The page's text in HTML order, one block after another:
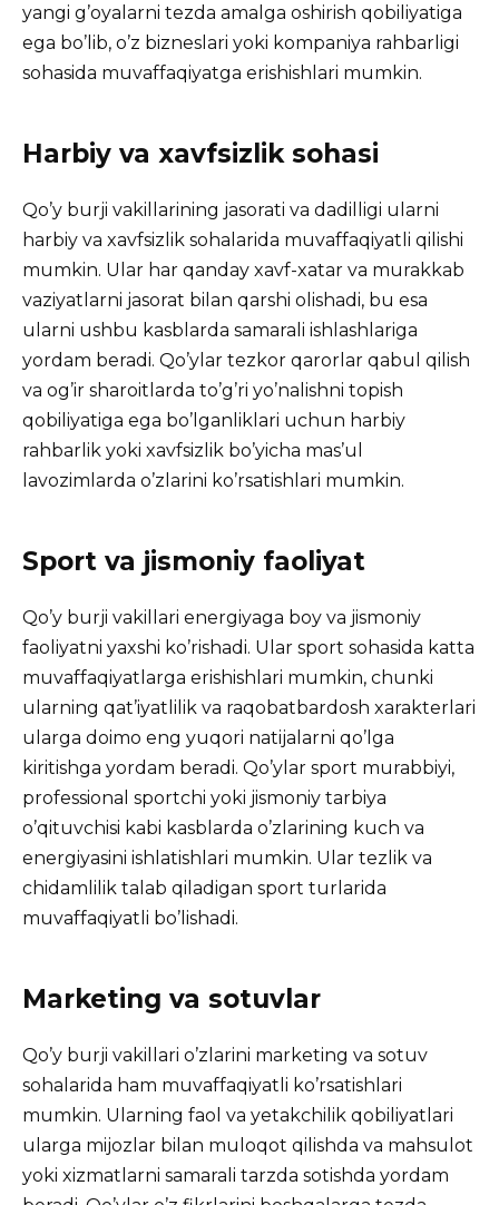
yangi g’oyalarni tezda amalga oshirish qobiliyatiga
ega bo’lib, o’z bizneslari yoki kompaniya rahbarligi
sohasida muvaffaqiyatga erishishlari mumkin.
Harbiy va xavfsizlik sohasi
Qo’y burji vakillarining jasorati va dadilligi ularni
harbiy va xavfsizlik sohalarida muvaffaqiyatli qilishi
mumkin. Ular har qanday xavf-xatar va murakkab
vaziyatlarni jasorat bilan qarshi olishadi, bu esa
ularni ushbu kasblarda samarali ishlashlariga
yordam beradi. Qo’ylar tezkor qarorlar qabul qilish
va og’ir sharoitlarda to’g’ri yo’nalishni topish
qobiliyatiga ega bo’lganliklari uchun harbiy
rahbarlik yoki xavfsizlik bo’yicha mas’ul
lavozimlarda o’zlarini ko’rsatishlari mumkin.
Sport va jismoniy faoliyat
Qo’y burji vakillari energiyaga boy va jismoniy
faoliyatni yaxshi ko’rishadi. Ular sport sohasida katta
muvaffaqiyatlarga erishishlari mumkin, chunki
ularning qat’iyatlilik va raqobatbardosh xarakterlari
ularga doimo eng yuqori natijalarni qo’lga
kiritishga yordam beradi. Qo’ylar sport murabbiyi,
professional sportchi yoki jismoniy tarbiya
o’qituvchisi kabi kasblarda o’zlarining kuch va
energiyasini ishlatishlari mumkin. Ular tezlik va
chidamlilik talab qiladigan sport turlarida
muvaffaqiyatli bo’lishadi.
Marketing va sotuvlar
Qo’y burji vakillari o’zlarini marketing va sotuv
sohalarida ham muvaffaqiyatli ko’rsatishlari
mumkin. Ularning faol va yetakchilik qobiliyatlari
ularga mijozlar bilan muloqot qilishda va mahsulot
yoki xizmatlarni samarali tarzda sotishda yordam